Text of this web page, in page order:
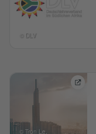
© DLV
© Tron Le,